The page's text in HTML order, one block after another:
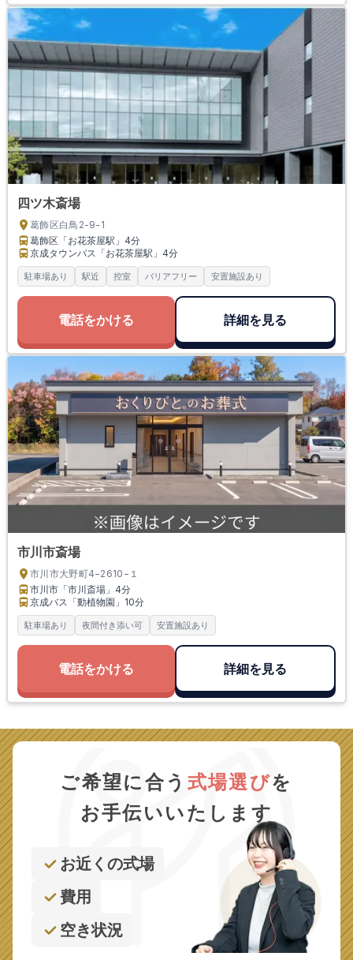
四ツ木斎場
葛飾区白鳥2-9-1
葛飾区「お花茶屋駅」 4分
京成タウンバス「お花茶屋駅」 4分
駐車場あり 駅近 控室 バリアフリー 安置施設あり
電話をかける 詳細を見る
市川市斎場
市川市大野町4−2610−１
市川市「市川斎場」 4分
京成バス「動植物園」 10分
駐車場あり 夜間付き添い可 安置施設あり
電話をかける 詳細を見る
ご希望に合う 式場選びを
お手伝いいたします
お近くの式場
費用
空き状況